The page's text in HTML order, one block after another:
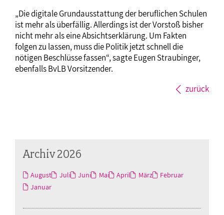
„Die digitale Grundausstattung der beruflichen Schulen
ist mehr als überfällig. Allerdings ist der Vorstoß bisher
nicht mehr als eine Absichtserklärung. Um Fakten
folgen zu lassen, muss die Politik jetzt schnell die
nötigen Beschlüsse fassen“, sagte Eugen Straubinger,
ebenfalls BvLB Vorsitzender.
zurück
Archiv 2026
August Juli Juni Mai April März
Februar
Januar